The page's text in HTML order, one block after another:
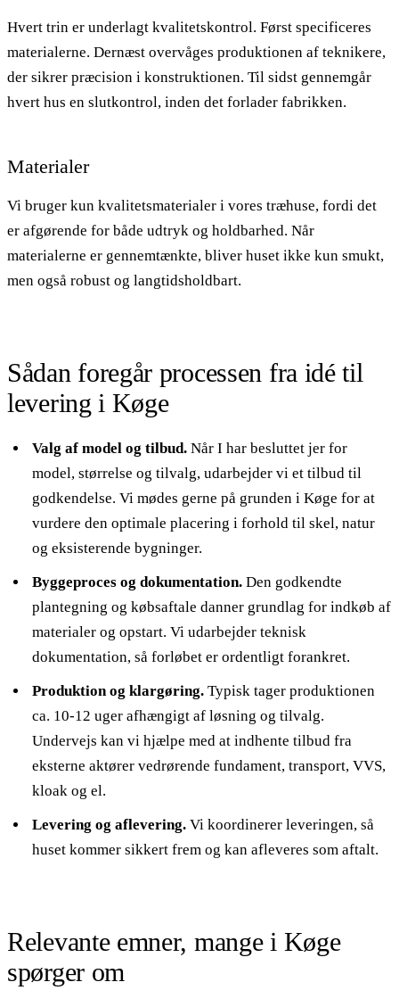
Hvert trin er underlagt kvalitetskontrol. Først specificeres
materialerne. Dernæst overvåges produktionen af teknikere,
der sikrer præcision i konstruktionen. Til sidst gennemgår
hvert hus en slutkontrol, inden det forlader fabrikken.
Materialer
Vi bruger kun kvalitetsmaterialer i vores træhuse, fordi det
er afgørende for både udtryk og holdbarhed. Når
materialerne er gennemtænkte, bliver huset ikke kun smukt,
men også robust og langtidsholdbart.
Sådan foregår processen fra idé til
levering i Køge
Valg af model og tilbud. Når I har besluttet jer for
model, størrelse og tilvalg, udarbejder vi et tilbud til
godkendelse. Vi mødes gerne på grunden i Køge for at
vurdere den optimale placering i forhold til skel, natur
og eksisterende bygninger.
Byggeproces og dokumentation. Den godkendte
plantegning og købsaftale danner grundlag for indkøb af
materialer og opstart. Vi udarbejder teknisk
dokumentation, så forløbet er ordentligt forankret.
Produktion og klargøring. Typisk tager produktionen
ca. 10-12 uger afhængigt af løsning og tilvalg.
Undervejs kan vi hjælpe med at indhente tilbud fra
eksterne aktører vedrørende fundament, transport, VVS,
kloak og el.
Levering og aflevering. Vi koordinerer leveringen, så
huset kommer sikkert frem og kan afleveres som aftalt.
Relevante emner, mange i Køge
spørger om